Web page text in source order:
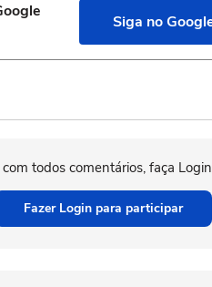
Siga no
todos comentários, faça
Fazer Login para participar